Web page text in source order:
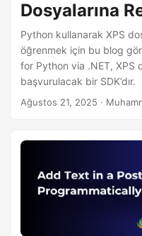
Dosyalarına
Python kullanarak XPS
öğrenmek için bu blog
for Python via .NET, XPS
başvurulacak bir SDK’dır.
Ağustos 21, 2025 ·